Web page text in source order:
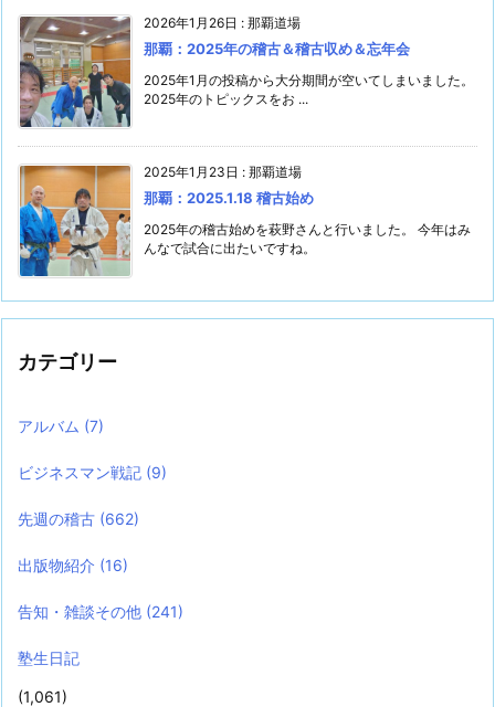
2026年1月26日 : 那覇道場
那覇：2025年の稽古＆稽古収め＆忘年会
2025年1月の投稿から大分期間が空いてしまいました。
2025年のトピックスをお ...
2025年1月23日 : 那覇道場
那覇：2025.1.18 稽古始め
2025年の稽古始めを萩野さんと行いました。 今年はみ
んなで試合に出たいですね。
カテゴリー
アルバム (7)
ビジネスマン戦記 (9)
先週の稽古 (662)
出版物紹介 (16)
告知・雑談その他 (241)
塾生日記
(1,061)